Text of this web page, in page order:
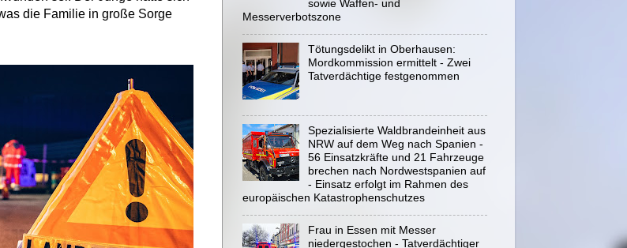
die Familie in große Sorge
sowie Waffen- und
Messerverbotszone
Tötungsdelikt in Oberhausen:
Mordkommission ermittelt - Zwei
Tatverdächtige festgenommen
Spezialisierte Waldbrandeinheit aus
NRW auf dem Weg nach Spanien -
56 Einsatzkräfte und 21 Fahrzeuge
brechen nach Nordwestspanien auf
- Einsatz erfolgt im Rahmen des
europäischen Katastrophenschutzes
Frau in Essen mit Messer
niedergestochen - Tatverdächtiger